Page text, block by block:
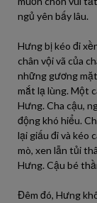
ngủ yên bấy lâu.
Hưng bị kéo đi
chân vội vã của
những gương
mắt lạ lùng. Một
Hưng. Cha cậu,
động khó hiểu.
lại giấu đi và kéo
mò, xen lẫn tủi
Hưng. Cậu bé
Đêm đó, Hưng